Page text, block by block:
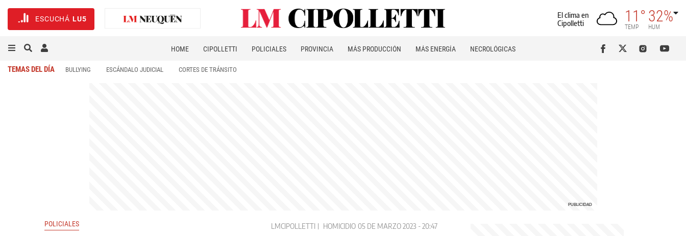
ESCUCHÁ LU5
El clima en
Cipolletti
11°
TEMP
32%
HUM
HOME CIPOLLETTI POLICIALES PROVINCIA MÁS PRODUCCIÓN MÁS ENERGÍA NECROLÓGICAS
TEMAS DEL DÍA BULLYING ESCÁNDALO JUDICIAL CORTES DE TRÁNSITO
POLICIALES LMCIPOLLETTI HOMICIDIO 05 DE MARZO 2023 - 20:47